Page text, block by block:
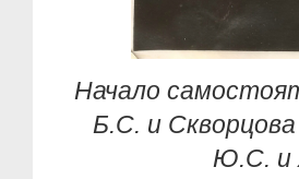
Начало
Б.С. и
Ю.С. и